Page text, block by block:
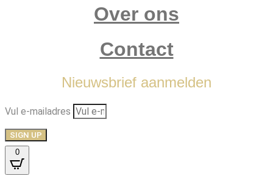
Over ons
Contact
Nieuwsbrief aanmelden
Vul e-mailadres
SIGN UP
0